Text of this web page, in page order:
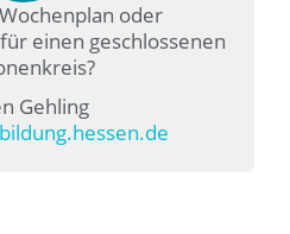
oder
einen geschlossenen
Gehling